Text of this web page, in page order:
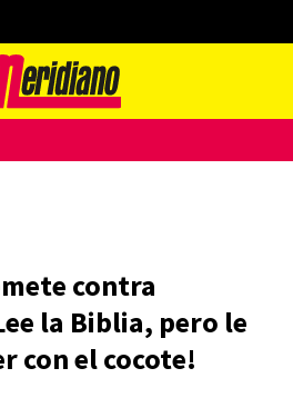
contra
la Biblia, pero le
con el cocote!